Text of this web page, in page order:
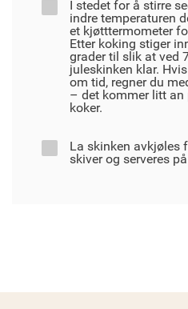
I stedet for å stirre
indre temperaturen
et kjøtttermometer
Etter koking stiger
grader til slik at ved
juleskinken klar.
om tid, regner du
– det kommer litt an
koker.
La skinken avkjøles
skiver og serveres